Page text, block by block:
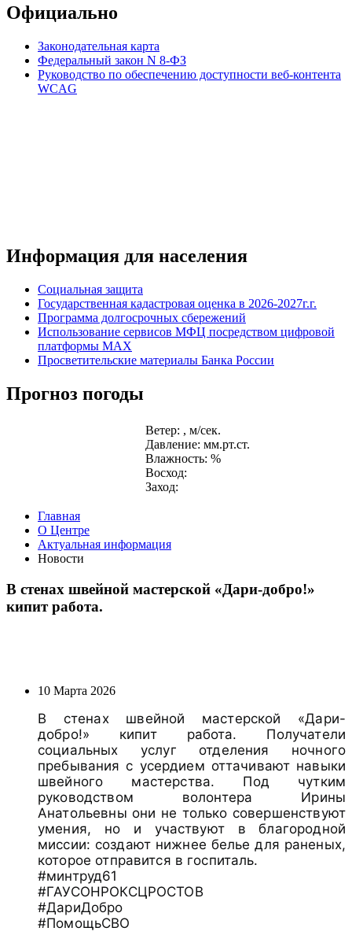
Официально
Законодательная карта
Федеральный закон N 8-ФЗ
Руководство по обеспечению доступности веб-контента
WCAG
Информация для населения
Социальная защита
Государственная кадастровая оценка в 2026-2027г.г.
Программа долгосрочных сбережений
Использование сервисов МФЦ посредством цифровой
платформы MAX
Просветительские материалы Банка России
Прогноз погоды
Ветер: , м/сек.
Давление: мм.рт.ст.
Влажность: %
Восход:
Заход:
Главная
О Центре
Актуальная информация
Новости
В стенах швейной мастерской «Дари-добро!»
кипит работа.
10 Марта 2026
В стенах швейной мастерской «Дари-
добро!» кипит работа. Получатели
социальных услуг отделения ночного
пребывания с усердием оттачивают навыки
швейного мастерства. Под чутким
руководством волонтера Ирины
Анатольевны они не только совершенствуют
умения, но и участвуют в благородной
миссии: создают нижнее белье для раненых,
которое отправится в госпиталь.
#минтруд61
#ГАУСОНРОКСЦРОСТОВ
#ДариДобро
#ПомощьСВО